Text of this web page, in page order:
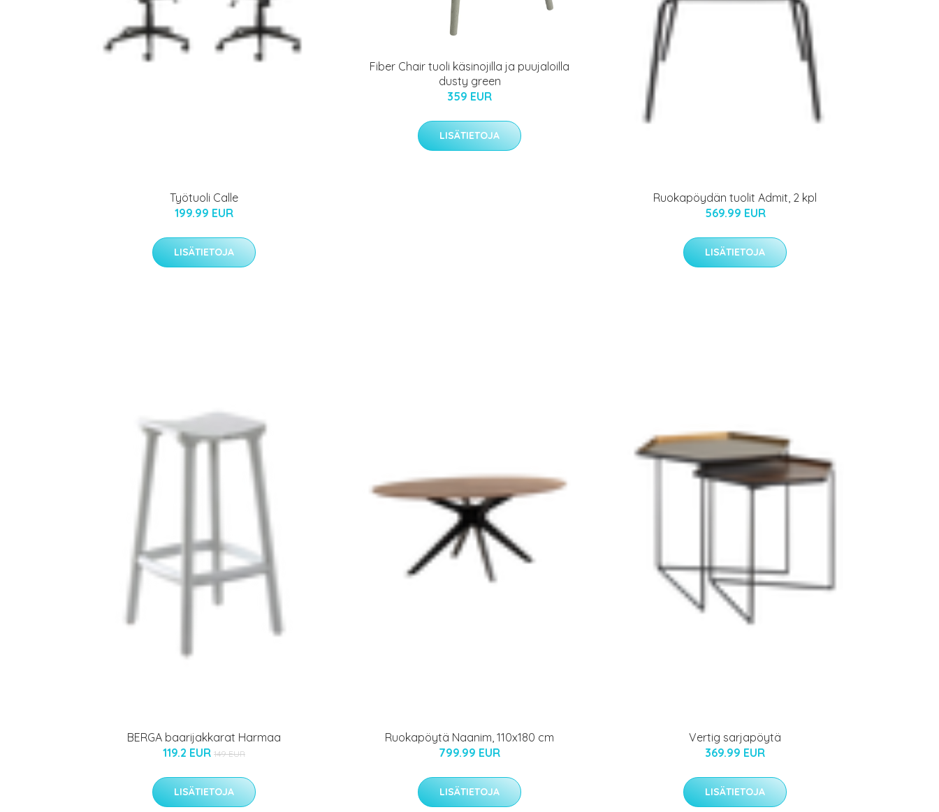
Työtuoli Calle
199.99 EUR
LISÄTIETOJA
Fiber Chair tuoli käsinojilla ja puujaloilla
dusty green
359 EUR
LISÄTIETOJA
Ruokapöydän tuolit Admit, 2 kpl
569.99 EUR
LISÄTIETOJA
BERGA baarijakkarat Harmaa
119.2 EUR 149 EUR
LISÄTIETOJA
Ruokapöytä Naanim, 110x180 cm
799.99 EUR
LISÄTIETOJA
Vertig sarjapöytä
369.99 EUR
LISÄTIETOJA